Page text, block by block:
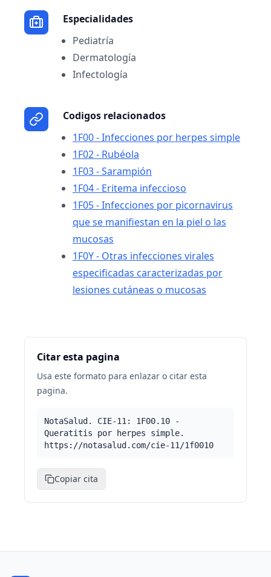
Especialidades
Pediatría
Dermatología
Infectología
Codigos relacionados
1F00 - Infecciones por herpes simple
1F02 - Rubéola
1F03 - Sarampión
1F04 - Eritema infeccioso
1F05 - Infecciones por picornavirus
que se manifiestan en la piel o las
mucosas
1F0Y - Otras infecciones virales
especificadas caracterizadas por
lesiones cutáneas o mucosas
Citar esta pagina
Usa este formato para enlazar o citar esta
pagina.
NotaSalud. CIE-11: 1F00.10 -
Queratitis por herpes simple.
https://notasalud.com/cie-11/1f0010
Copiar cita